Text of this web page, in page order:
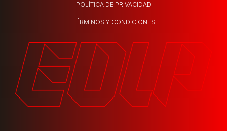
POLÍTICA DE PRIVACIDAD
TÉRMINOS Y CONDICIONES